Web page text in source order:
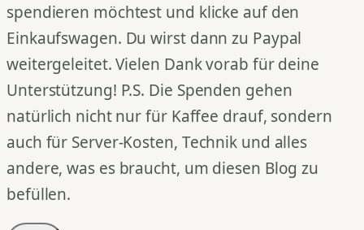
spendieren möchtest und klicke auf den
Einkaufswagen. Du wirst dann zu Paypal
weitergeleitet. Vielen Dank vorab für deine
Unterstützung! P.S. Die Spenden gehen
natürlich nicht nur für Kaffee drauf, sondern
auch für Server-Kosten, Technik und alles
andere, was es braucht, um diesen Blog zu
befüllen.